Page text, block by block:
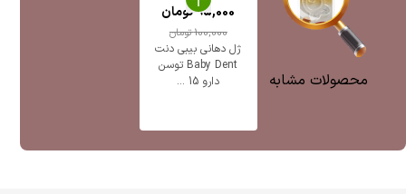
محصولات مشابه
ژل دهانی بیبی دنت
Baby Dent توسن
دارو 15 ...
100,000تومان
95,000تومان